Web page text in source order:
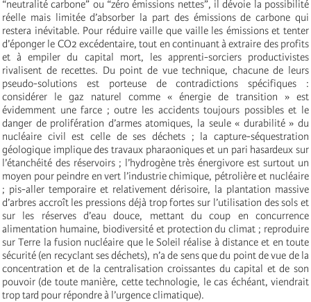
“neutralité carbone” ou “zéro émissions nettes”, il dévoie la possibilité
réelle mais limitée d’absorber la part des émissions de carbone qui
restera inévitable. Pour réduire vaille que vaille les émissions et tenter
d’éponger le CO2 excédentaire, tout en continuant à extraire des profits
et à empiler du capital mort, les apprenti-sorciers productivistes
rivalisent de recettes. Du point de vue technique, chacune de leurs
pseudo-solutions est porteuse de contradictions spécifiques :
considérer le gaz naturel comme « énergie de transition » est
évidemment une farce ; outre les accidents toujours possibles et le
danger de prolifération d’armes atomiques, la seule « durabilité » du
nucléaire civil est celle de ses déchets ; la capture-séquestration
géologique implique des travaux pharaoniques et un pari hasardeux sur
l’étanchéité des réservoirs ; l’hydrogène très énergivore est surtout un
moyen pour peindre en vert l’industrie chimique, pétrolière et nucléaire
; pis-aller temporaire et relativement dérisoire, la plantation massive
d’arbres accroît les pressions déjà trop fortes sur l’utilisation des sols et
sur les réserves d’eau douce, mettant du coup en concurrence
alimentation humaine, biodiversité et protection du climat ; reproduire
sur Terre la fusion nucléaire que le Soleil réalise à distance et en toute
sécurité (en recyclant ses déchets), n’a de sens que du point de vue de la
concentration et de la centralisation croissantes du capital et de son
pouvoir (de toute manière, cette technologie, le cas échéant, viendrait
trop tard pour répondre à l’urgence climatique).